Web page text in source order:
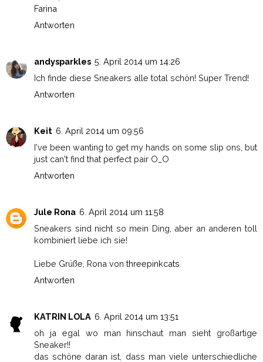
Farina
Antworten
andysparkles 5. April 2014 um 14:26
Ich finde diese Sneakers alle total schön! Super Trend!
Antworten
Keit 6. April 2014 um 09:56
I've been wanting to get my hands on some slip ons, but
just can't find that perfect pair O_O
Antworten
Jule Rona 6. April 2014 um 11:58
Sneakers sind nicht so mein Ding, aber an anderen toll
kombiniert liebe ich sie!
Liebe Grüße, Rona von threepinkcats
Antworten
KATRIN LOLA 6. April 2014 um 13:51
oh ja egal wo man hinschaut man sieht großartige
Sneaker!!
das schöne daran ist, dass man viele unterschiedliche